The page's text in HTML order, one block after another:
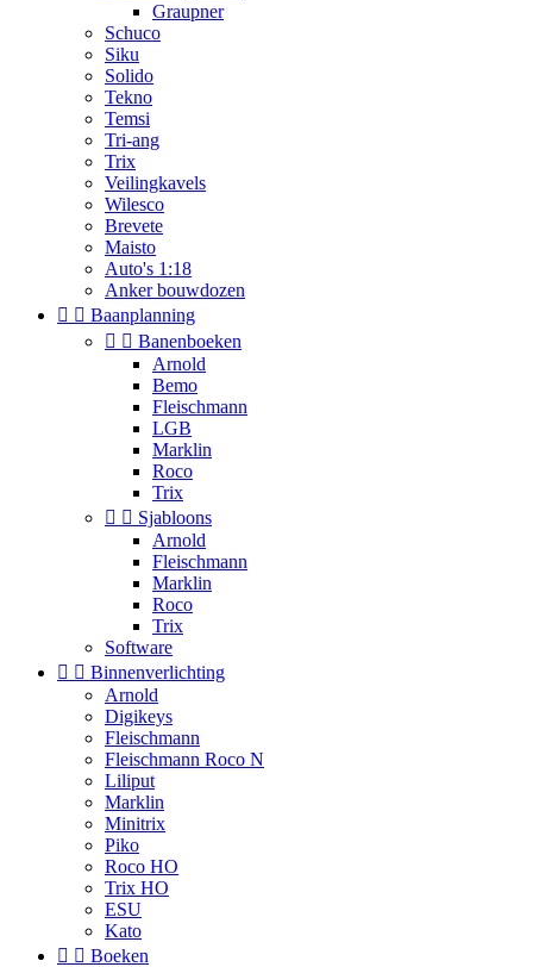
Graupner
Schuco
Siku
Solido
Tekno
Temsi
Tri-ang
Trix
Veilingkavels
Wilesco
Brevete
Maisto
Auto's 1:18
Anker bouwdozen
  Baanplanning
  Banenboeken
Arnold
Bemo
Fleischmann
LGB
Marklin
Roco
Trix
  Sjabloons
Arnold
Fleischmann
Marklin
Roco
Trix
Software
  Binnenverlichting
Arnold
Digikeys
Fleischmann
Fleischmann Roco N
Liliput
Marklin
Minitrix
Piko
Roco HO
Trix HO
ESU
Kato
  Boeken